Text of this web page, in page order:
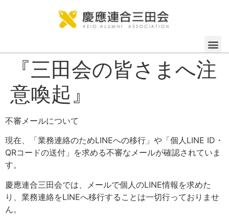
『三田会の皆さまへ注
意喚起』
不審メールについて
現在、「業務連絡のためLINEへの移行」や「個人LINE ID・
QRコードの送付」を求める不審なメールが確認されていま
す。
慶應連合三田会では、メールで個人のLINE情報を求めた
り、業務連絡をLINEへ移行することは一切行っておりませ
ん。